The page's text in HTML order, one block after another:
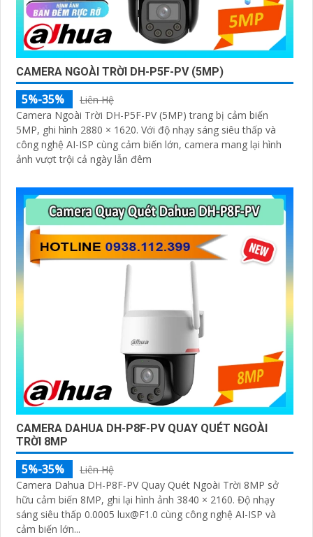
CAMERA NGOÀI TRỜI DH-P5F-PV (5MP)
5%-35%
Liên Hệ
Camera Ngoài Trời DH-P5F-PV (5MP) trang bị cảm biến
5MP, ghi hình 2880 × 1620. Với độ nhạy sáng siêu thấp và
công nghệ AI-ISP cùng cảm biến lớn, camera mang lại hình
ảnh vượt trội cả ngày lẫn đêm
CAMERA DAHUA DH-P8F-PV QUAY QUÉT NGOÀI
TRỜI 8MP
5%-35%
Liên Hệ
Camera Dahua DH-P8F-PV Quay Quét Ngoài Trời 8MP sở
hữu cảm biến 8MP, ghi lại hình ảnh 3840 × 2160. Độ nhạy
sáng siêu thấp 0.0005 lux@F1.0 cùng công nghệ AI-ISP và
cảm biến lớn...